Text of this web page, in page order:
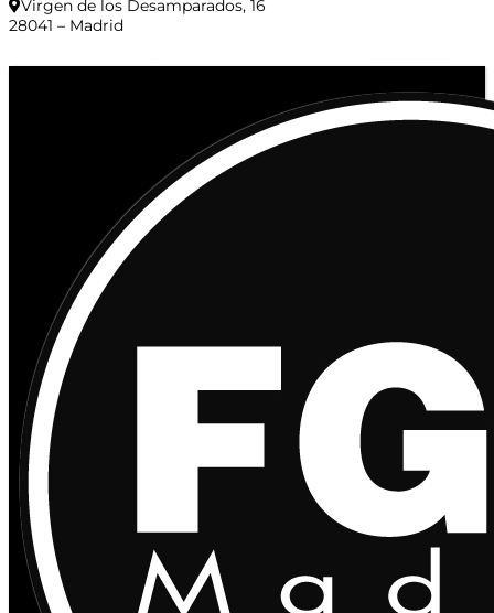
Virgen de los Desamparados, 16
28041 – Madrid